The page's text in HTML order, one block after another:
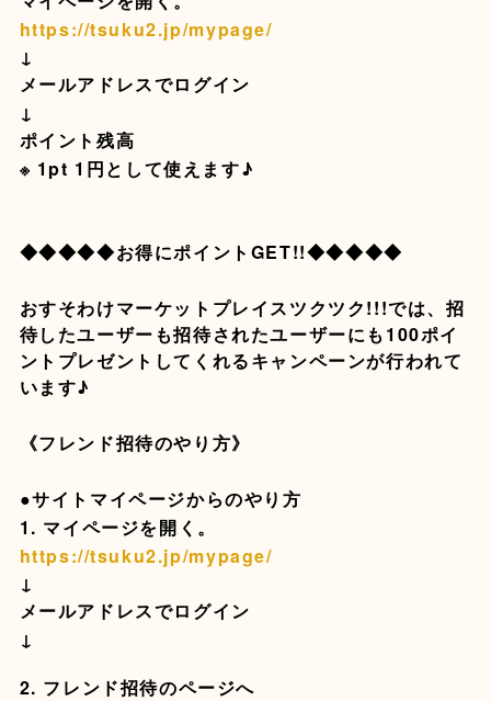
https://tsuku2.jp/mypage/
↓
メールアドレスでログイン
↓
ポイント残高
※ 1pt 1円として使えます♪
◆◆◆◆◆お得にポイントGET!!◆◆◆◆◆
おすそわけマーケットプレイスツクツク!!!では、招
待したユーザーも招待されたユーザーにも100ポイ
ントプレゼントしてくれるキャンペーンが行われて
います♪
《フレンド招待のやり方》
●サイトマイページからのやり方
1. マイページを開く。
https://tsuku2.jp/mypage/
↓
メールアドレスでログイン
↓
2. フレンド招待のページへ